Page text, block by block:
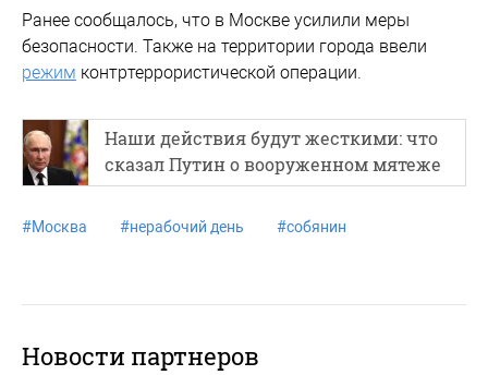
Ранее сообщалось, что в Москве усилили меры
безопасности. Также на территории города ввели
режим контртеррористической операции.
Наши действия будут жесткими: что
сказал Путин о вооруженном мятеже
#Москва #нерабочий день #собянин
Новости партнеров